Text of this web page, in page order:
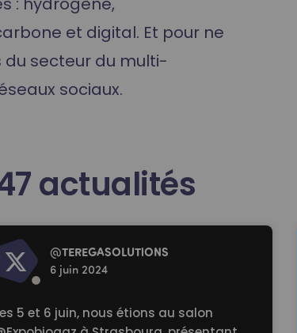
et digital. Et pour ne
secteur du multi-
sociaux.
actualités
more
@TEREGASOLUTlONS
6 juin 2024
5 et 6 juin, nous étions au salon